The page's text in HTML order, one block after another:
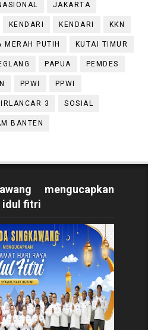
JAKARTA
KENDARI KENDARI KKN
MERAH PUTIH KUTAI TIMUR
PAPUA PEMDES
PPWI PPWI
3 SOSIAL
BANTEN
mengucapkan
idul fitri